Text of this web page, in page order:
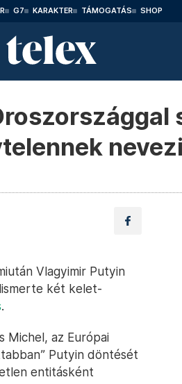
G7 KARAKTER TÁMOGATÁS SHOP
Vlagyimir Putyin
két kelet-
.
Michel, az Európai
Putyin döntését
entitásként